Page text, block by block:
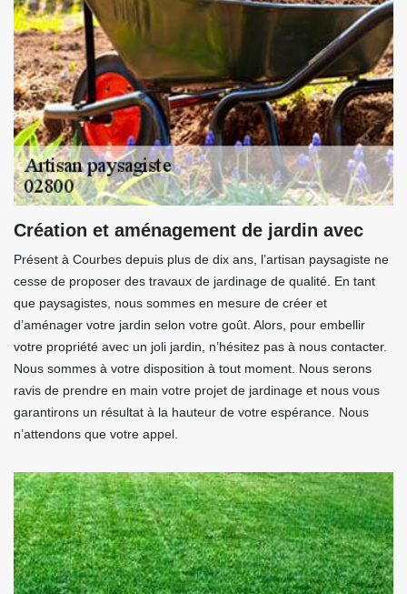
Création et aménagement de jardin avec
Présent à Courbes depuis plus de dix ans, l’artisan paysagiste ne
cesse de proposer des travaux de jardinage de qualité. En tant
que paysagistes, nous sommes en mesure de créer et
d’aménager votre jardin selon votre goût. Alors, pour embellir
votre propriété avec un joli jardin, n’hésitez pas à nous contacter.
Nous sommes à votre disposition à tout moment. Nous serons
ravis de prendre en main votre projet de jardinage et nous vous
garantirons un résultat à la hauteur de votre espérance. Nous
n’attendons que votre appel.